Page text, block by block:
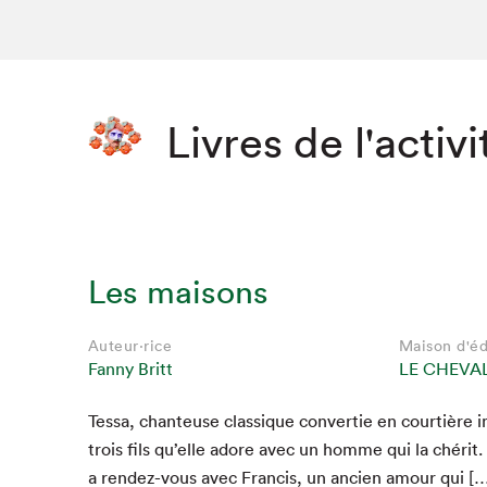
Livres de
Auteur·rice
Fanny Britt
Maison
LE
Auteur·rice
Fanny Britt
Maison
LE
Les maisons
Auteur·rice
Fanny Britt
Maison
LE
Tes­sa, chanteuse clas­sique con­ver­tie en cour­tière
trois fils qu’elle adore avec un homme qui la
a ren­dez-vous avec Fran­cis, un ancien amour qui
Auteur·rice
Fanny Britt
Maison
LE
Auteur·rice
Fanny Britt
Maison
LE
Auteur·rice
Fanny Britt
Maison
LE